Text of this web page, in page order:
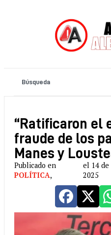
“Ratificaron el
fraude de los
Manes y
Publicado en
POLÍTICA,
el 14 de
2025